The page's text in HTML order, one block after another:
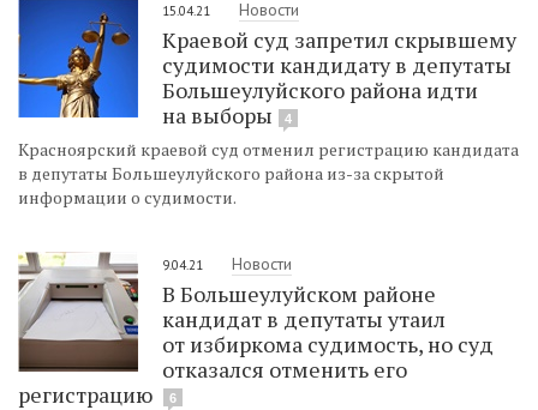
15.04.21 Новости
Краевой суд запретил скрывшему
судимости кандидату в депутаты
Большеулуйского района идти
на выборы
4
Красноярский краевой суд отменил регистрацию кандидата
в депутаты Большеулуйского района из-за скрытой
информации о судимости.
9.04.21 Новости
В Большеулуйском районе
кандидат в депутаты утаил
от избиркома судимость, но суд
отказался отменить его
регистрацию
6